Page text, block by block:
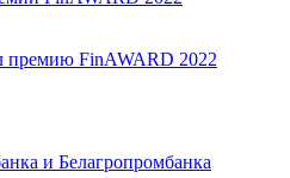
премию FinAWARD 2022
и Белагропромбанка